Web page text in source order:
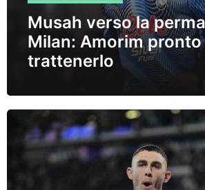
Musah verso la
Milan: Amorim pronto
trattenerlo